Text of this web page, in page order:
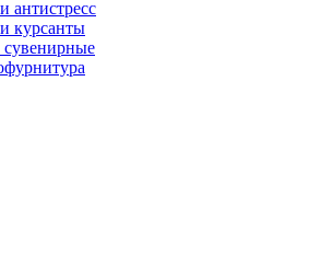
антистресс
курсанты